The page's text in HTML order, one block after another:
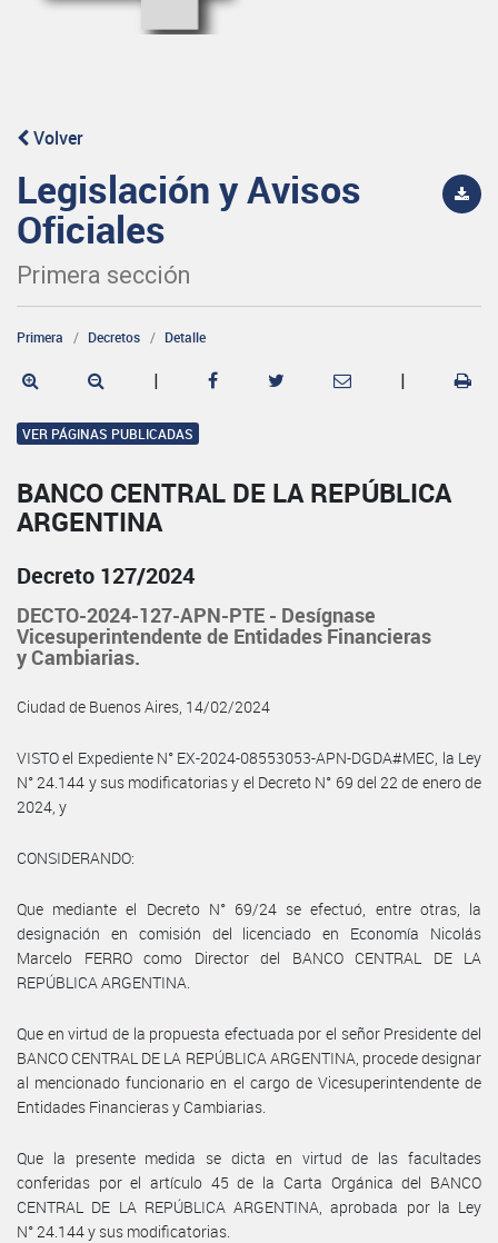
Volver
Legislación y Avisos
Oficiales
Primera sección
Primera Decretos Detalle
| |
VER PÁGINAS PUBLICADAS
BANCO CENTRAL DE LA REPÚBLICA
ARGENTINA
Decreto 127/2024
DECTO-2024-127-APN-PTE - Desígnase
Vicesuperintendente de Entidades Financieras
y Cambiarias.
Ciudad de Buenos Aires, 14/02/2024
VISTO el Expediente N° EX-2024-08553053-APN-DGDA#MEC, la Ley
N° 24.144 y sus modificatorias y el Decreto N° 69 del 22 de enero de
2024, y
CONSIDERANDO:
Que mediante el Decreto N° 69/24 se efectuó, entre otras, la
designación en comisión del licenciado en Economía Nicolás
Marcelo FERRO como Director del BANCO CENTRAL DE LA
REPÚBLICA ARGENTINA.
Que en virtud de la propuesta efectuada por el señor Presidente del
BANCO CENTRAL DE LA REPÚBLICA ARGENTINA, procede designar
al mencionado funcionario en el cargo de Vicesuperintendente de
Entidades Financieras y Cambiarias.
Que la presente medida se dicta en virtud de las facultades
conferidas por el artículo 45 de la Carta Orgánica del BANCO
CENTRAL DE LA REPÚBLICA ARGENTINA, aprobada por la Ley
N° 24.144 y sus modificatorias.